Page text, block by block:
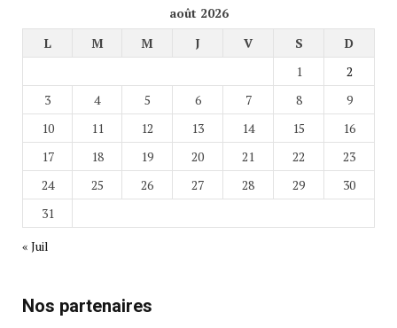
août 2026
L
M M J V S
D
1
2
3
4 5 6 7 8
9
10
11 12 13 14 15
16
17
18 19 20 21 22
23
24
25 26 27 28 29
30
31
« Juil
Nos partenaires